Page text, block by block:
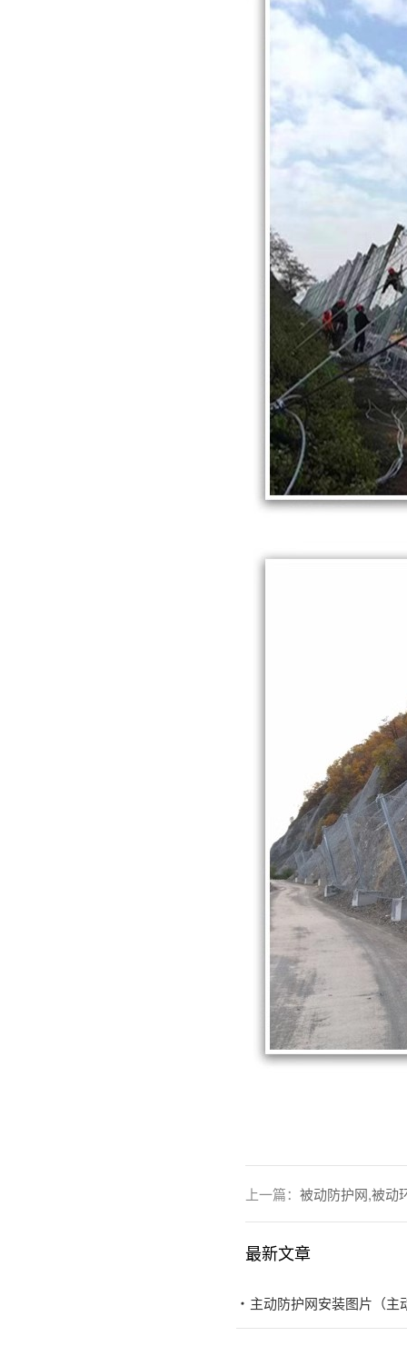
上一篇： 被动防护网,被动
最新文章
主动防护网安装图片（主